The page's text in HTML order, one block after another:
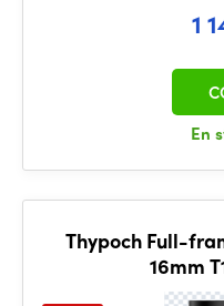
1
En
Thypoch Full-
16mm